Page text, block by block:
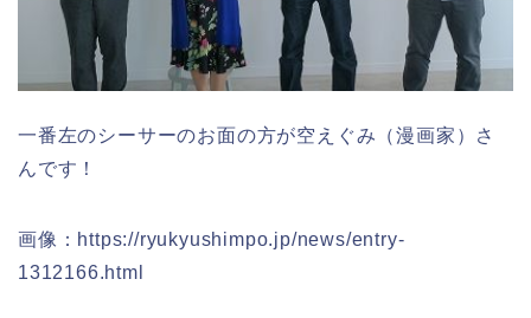
一番左のシーサーのお面の方が空えぐみ（漫画家）さ
んです！
画像：https://ryukyushimpo.jp/news/entry-
1312166.html